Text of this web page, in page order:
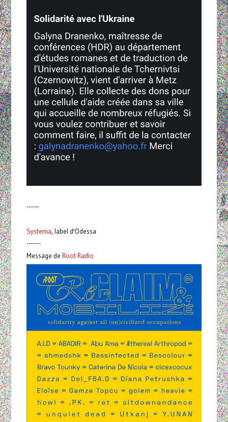
------
Systema, label d'Odessa
-------
Message de Root Radio